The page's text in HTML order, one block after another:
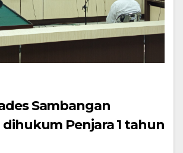
Sambangan
Penjara 1 tahun